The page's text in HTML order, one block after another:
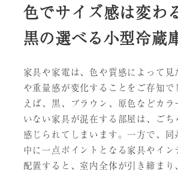
色でサイズ感は変わ
黒の選べる小型冷蔵
家具や家電は、色や質感によって見
や重量感が変化することをご存知で
えば、黒、ブラウン、原色などカラ
いない家具が混在する部屋は、ごち
感じられてしまいます。一方で、同
中に一点ポイントとなる家具やイン
配置すると、室内全体が引き締まり